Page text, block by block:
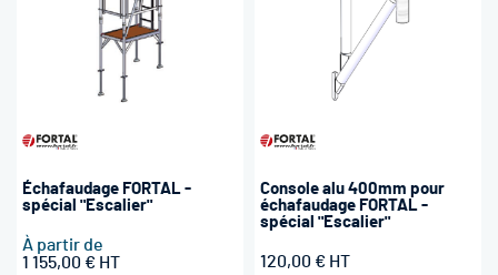
Échafaudage FORTAL -
spécial "Escalier"
À partir de
1 155,00 €
Console alu 400mm pour
échafaudage FORTAL -
spécial "Escalier"
120,00 €